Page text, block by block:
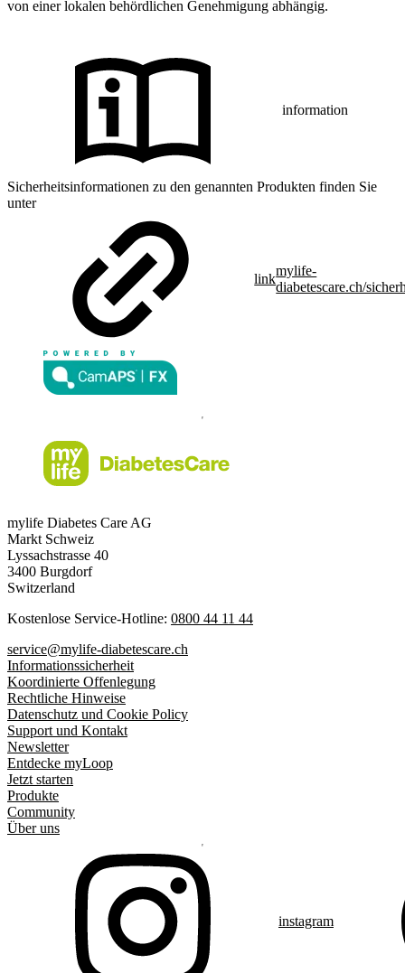
von einer lokalen behördlichen Genehmigung abhängig.
information
Sicherheitsinformationen zu den genannten Produkten finden Sie
unter
link
mylife-
diabetescare.ch/
mylife Diabetes Care AG
Markt Schweiz
Lyssachstrasse 40
3400 Burgdorf
Switzerland
Kostenlose Service-Hotline: 0800 44 11 44
service@mylife-diabetescare.ch
Informationssicherheit
Koordinierte Offenlegung
Rechtliche Hinweise
Datenschutz und Cookie Policy
Support und Kontakt
Newsletter
Entdecke myLoop
Jetzt starten
Produkte
Community
Über uns
instagram